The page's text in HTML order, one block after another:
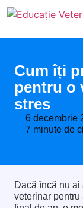
Cum îți
pentru o
stres
6 decembrie
7 minute de
Dacă încă nu
veterinar